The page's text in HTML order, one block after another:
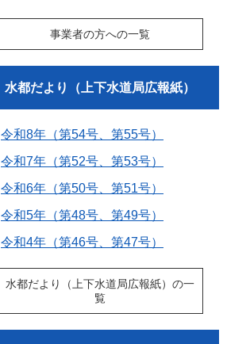
事業者の方への一覧
水都だより（上下水道局広報紙）
令和8年（第54号、第55号）
令和7年（第52号、第53号）
令和6年（第50号、第51号）
令和5年（第48号、第49号）
令和4年（第46号、第47号）
水都だより（上下水道局広報紙）の一
覧